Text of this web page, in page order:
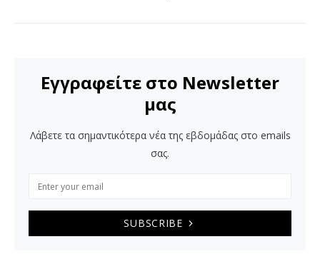
Εγγραφείτε στο Newsletter
μας
Λάβετε τα σημαντικότερα νέα της εβδομάδας στο emails
σας.
SUBSCRIBE